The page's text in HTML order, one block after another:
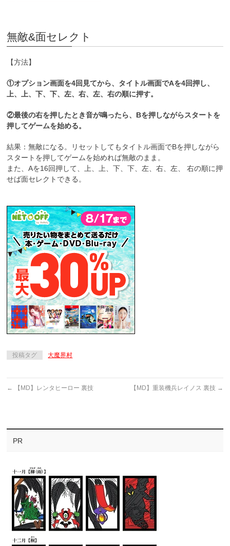
無敵&面セレクト
【方法】
①オプション画面を4回見てから、タイトル画面でAを4回押し、
上、上、下、下、左、右、左、右の順に押す。
②最後の右を押したとき音が鳴ったら、Bを押しながらスタートを
押してゲームを始める。
結果：無敵になる。リセットしてもタイトル画面でBを押しながら
スタートを押してゲームを始めれば無敵のまま。
また、Aを16回押して、上、上、下、下、左、右、左、 右の順に押
せば面セレクトできる。
投稿タグ 大魔界村
← 【MD】レンタヒーロー 裏技 【MD】重装機兵レイノス 裏技 →
PR